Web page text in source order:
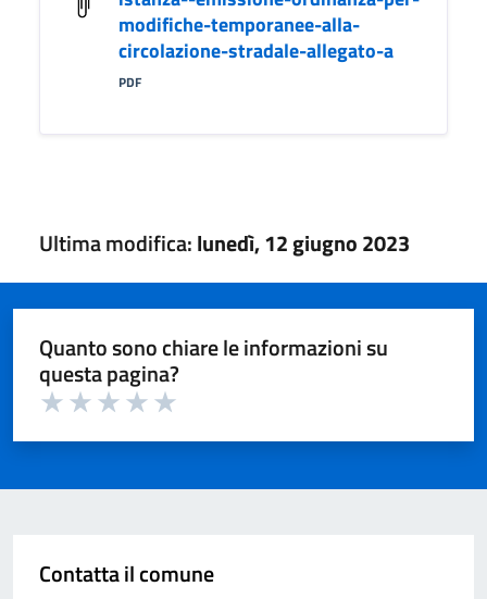
modifiche-temporanee-alla-
circolazione-stradale-allegato-a
PDF
Ultima modifica:lunedì, 12 giugno 2023
Quanto sono chiare le informazioni su
questa pagina?
Contatta il comune